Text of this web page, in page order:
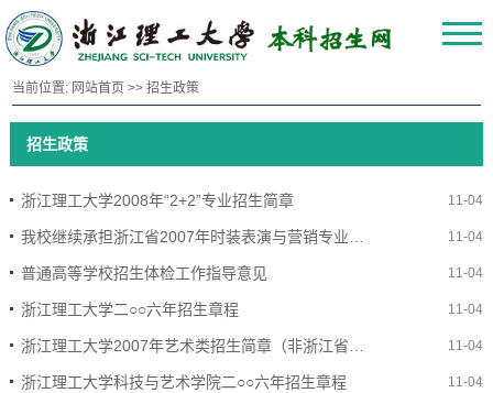
当前位置: 网站首页 >>招生政策
招生政策
浙江理工大学2008年“2+2”专业招生简章 11-04
11-04
普通高等学校招生体检工作指导意见 11-04
浙江理工大学二○○六年招生章程 11-04
11-04
浙江理工大学科技与艺术学院二○○六年招生章程 11-04